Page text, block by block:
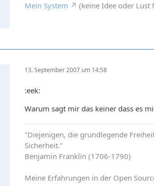
Mein System (keine Idee oder Lust
13. September 2007 um 14:58
:eek:
Warum sagt mir das keiner dass es
"Diejenigen, die grundlegende
Sicherheit."
Benjamin Franklin (1706-1790)
Meine Erfahrungen in der Open